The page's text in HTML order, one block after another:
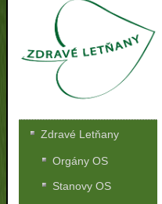
Zdravé Letňany
Orgány OS
Stanovy OS